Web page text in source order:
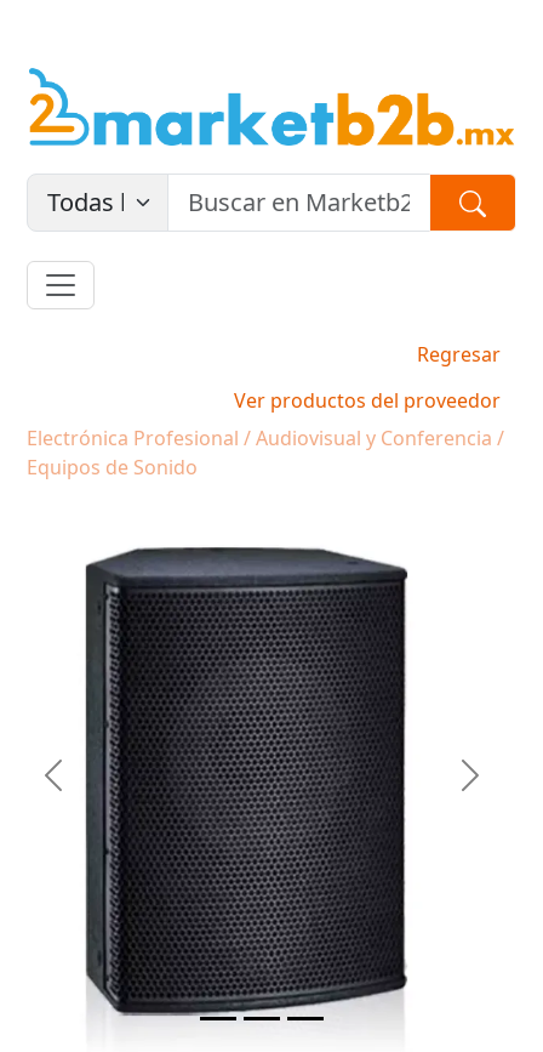
Regresar
Ver productos del proveedor
Electrónica Profesional / Audiovisual y Conferencia /
Equipos de Sonido
Previous Next